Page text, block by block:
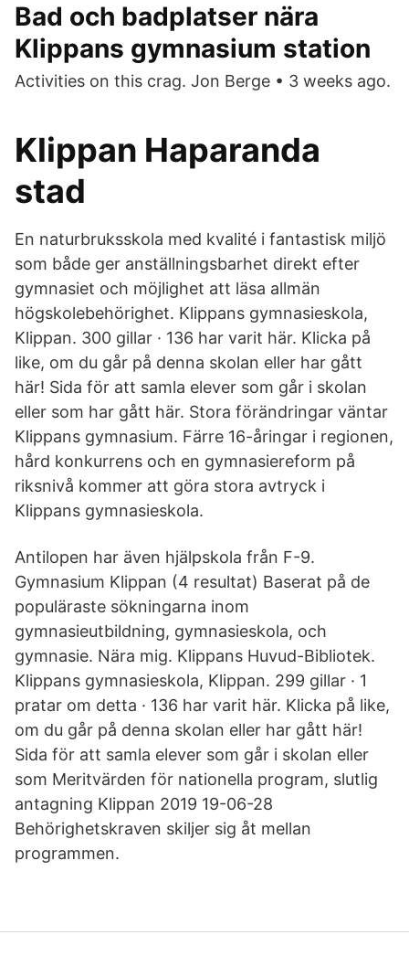
Bad och badplatser nära
Klippans gymnasium station
Activities on this crag. Jon Berge • 3 weeks ago.
Klippan Haparanda
stad
En naturbruksskola med kvalité i fantastisk miljö
som både ger anställningsbarhet direkt efter
gymnasiet och möjlighet att läsa allmän
högskolebehörighet. Klippans gymnasieskola,
Klippan. 300 gillar · 136 har varit här. Klicka på
like, om du går på denna skolan eller har gått
här! Sida för att samla elever som går i skolan
eller som har gått här. Stora förändringar väntar
Klippans gymnasium. Färre 16-åringar i regionen,
hård konkurrens och en gymnasiereform på
riksnivå kommer att göra stora avtryck i
Klippans gymnasieskola.
Antilopen har även hjälpskola från F-9.
Gymnasium Klippan (4 resultat) Baserat på de
populäraste sökningarna inom
gymnasieutbildning, gymnasieskola, och
gymnasie. Nära mig. Klippans Huvud-Bibliotek.
Klippans gymnasieskola, Klippan. 299 gillar · 1
pratar om detta · 136 har varit här. Klicka på like,
om du går på denna skolan eller har gått här!
Sida för att samla elever som går i skolan eller
som Meritvärden för nationella program, slutlig
antagning Klippan 2019 19-06-28
Behörighetskraven skiljer sig åt mellan
programmen.